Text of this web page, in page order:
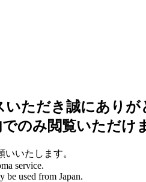
ただき誠にありが
のみ閲覧いただけ
いいたします。
service.
be used from Japan.